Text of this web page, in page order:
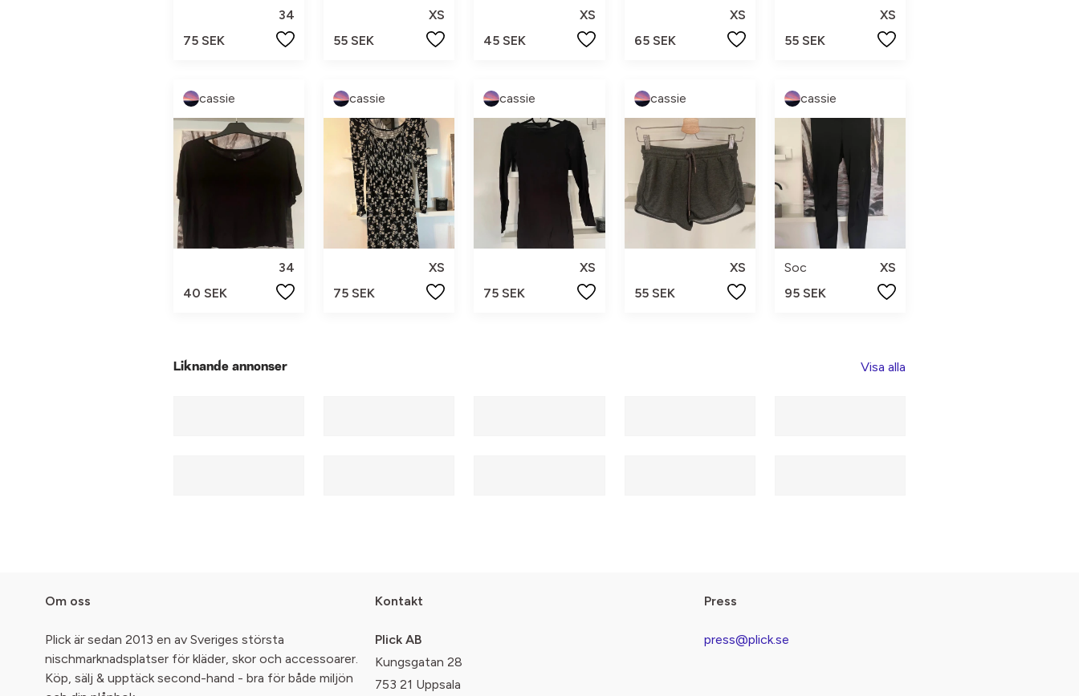
34
75 SEK
XS
55 SEK
XS
45 SEK
XS
65 SEK
XS
55 SEK
cassie
34
40 SEK
cassie
XS
75 SEK
cassie
XS
75 SEK
cassie
XS
55 SEK
cassie
Soc
XS
95 SEK
Liknande annonser Visa alla
Om oss
Plick är sedan 2013 en av Sveriges största
nischmarknadsplatser för kläder, skor och accessoarer.
Köp, sälj & upptäck second-hand - bra för både miljön
Kontakt
Plick AB
Kungsgatan 28
753 21 Uppsala
Press
press@plick.se